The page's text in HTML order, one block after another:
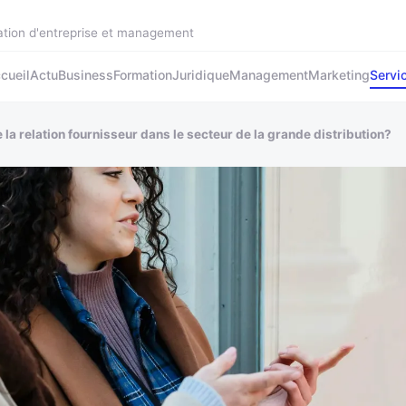
d'entreprise et management
ActuBusinessFormationJuridiqueManagementMarketing
la relation fournisseur dans le secteur de la grande distribution?